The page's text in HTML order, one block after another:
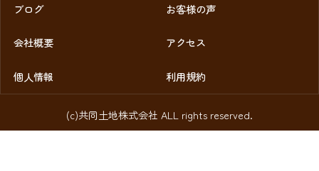
ブログ お客様の声
会社概要 アクセス
個人情報 利用規約
(c)共同土地株式会社 ALL rights reserved.